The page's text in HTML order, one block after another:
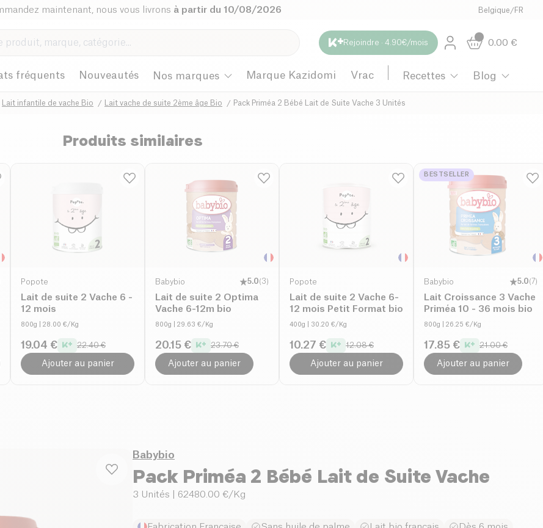
maintenant, nous vous livrons à partir du 10/08/2026 Belgique /FR
Rejoindre · 4.90€/mois 0.00 €
fréquents Nouveautés Nos marques Marque Kazidomi Vrac Recettes Blog
Lait infantile de vache Bio Lait vache de suite 2ème âge Bio Pack Priméa 2 Bébé Lait de Suite Vache 3 Unités
Produits similaires
Popote
Lait de suite 2 Vache 6 -
12 mois
800g | 28.00 €/Kg
19.04 € 22.40 €
Ajouter au panier
Babybio 5.0(3)
Lait de suite 2 Optima
Vache 6-12m bio
800g | 29.63 €/Kg
20.15 € 23.70 €
Ajouter au panier
Popote
Lait de suite 2 Vache 6-
12 mois Petit Format bio
400g | 30.20 €/Kg
10.27 € 12.08 €
Ajouter au panier
BESTSELLER
Babybio 5.0( 7)
Lait Croissance 3 Vache
Priméa 10 - 36 mois bio
800g | 26.25 €/Kg
17.85 € 21.00 €
Ajouter au panier
Babybio
Pack Priméa 2 Bébé Lait de Suite Vache
3 Unités | 62480.00 €/Kg